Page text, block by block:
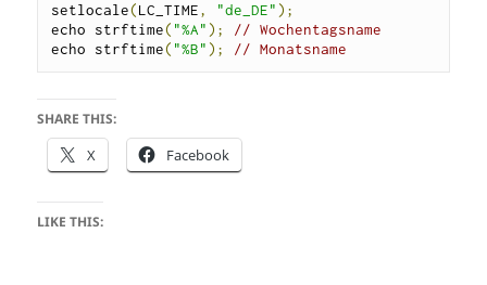
setlocale(LC_TIME, "de_DE" );
echo strftime( "%A" );
// Wochentagsname
echo strftime( "%B" ); // Monatsname
SHARE THIS:
X Facebook
LIKE THIS: